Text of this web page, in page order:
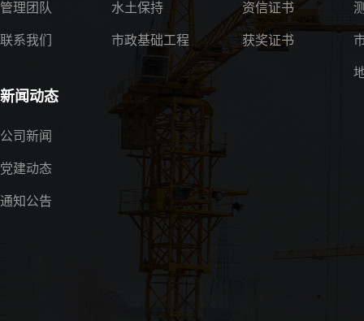
管理团队
联系我们
水土保持
市政基础工程
资信证书
获奖证书
新闻动态
公司新闻
党建动态
通知公告